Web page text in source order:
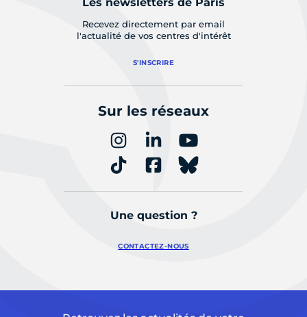
Recevez directement par email
l'actualité de vos centres d'intérêt
S'INSCRIRE
Sur les réseaux
Une question ?
CONTACTEZ-NOUS